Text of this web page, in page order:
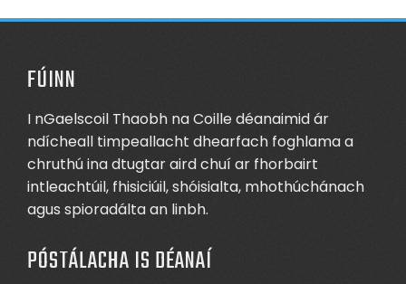
FÚINN
I nGaelscoil Thaobh na Coille déanaimid ár
ndícheall timpeallacht dhearfach foghlama a
chruthú ina dtugtar aird chuí ar fhorbairt
intleachtúil, fhisiciúil, shóisialta, mhothúchánach
agus spioradálta an linbh.
PÓSTÁLACHA IS DÉANAÍ